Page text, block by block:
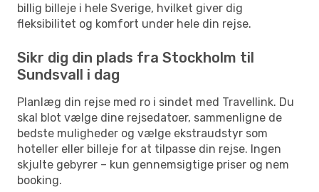
billig billeje i hele Sverige, hvilket giver dig
fleksibilitet og komfort under hele din rejse.
Sikr dig din plads fra Stockholm til
Sundsvall i dag
Planlæg din rejse med ro i sindet med Travellink. Du
skal blot vælge dine rejsedatoer, sammenligne de
bedste muligheder og vælge ekstraudstyr som
hoteller eller billeje for at tilpasse din rejse. Ingen
skjulte gebyrer – kun gennemsigtige priser og nem
booking.